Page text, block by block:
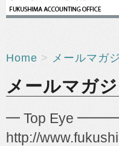
Home > メールマガ
メールマガ
━ Top Eye
http://